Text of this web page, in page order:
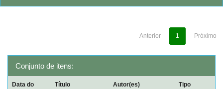
Anterior 1 Próximo
Conjunto de itens:
Data do
Título Autor(es) Tipo